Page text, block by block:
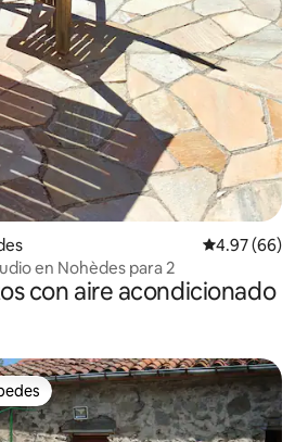
Calificación
4.97 (66)
en Nohèdes para 2
con aire acondicionado